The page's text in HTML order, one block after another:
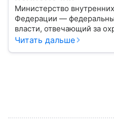
Министерство
Федерации —
власти, отвечающий за
порядка, борьбу с
России, какие задачи
Читать дальше